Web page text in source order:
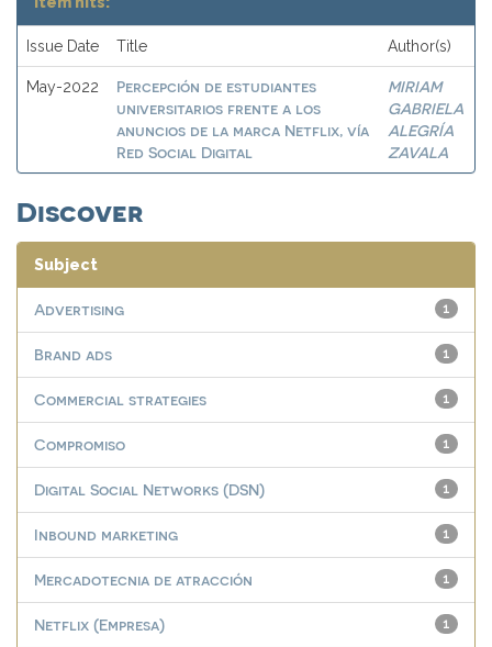
Issue Date Title Author(s)
May-2022
Percepción de estudiantes
universitarios frente a los
anuncios de la marca Netflix, vía
Red Social Digital
MIRIAM
GABRIELA
ALEGRÍA
ZAVALA
Discover
Subject
1
Advertising
1
Brand ads
1
Commercial strategies
1
Compromiso
1
Digital Social Networks (DSN)
1
Inbound marketing
1
Mercadotecnia de atracción
1
Netflix (Empresa)